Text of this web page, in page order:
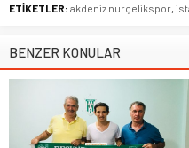
ETİKETLER: akdeniz nurçelikspor
BENZER KONULAR